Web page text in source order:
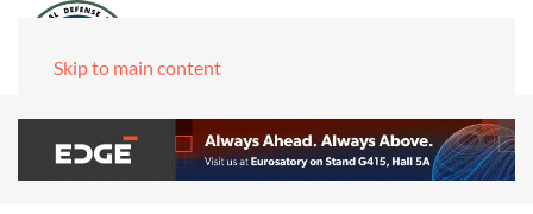
Skip to main content